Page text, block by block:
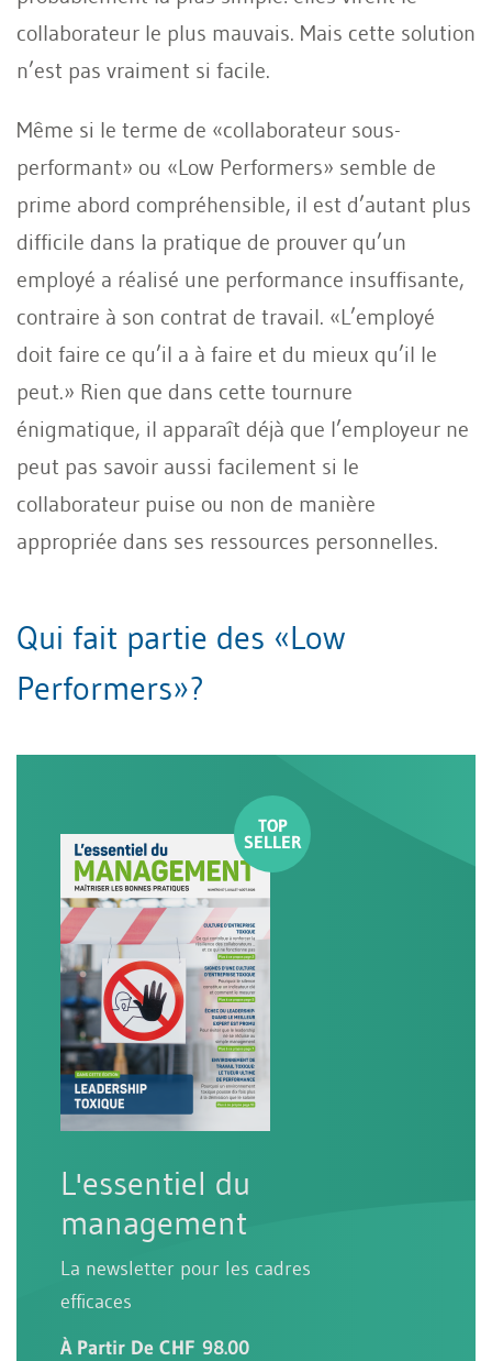
collaborateur le plus mauvais. Mais cette solution
n’est pas vraiment si facile.
Même si le terme de «collaborateur sous-
performant» ou «Low Performers» semble de
prime abord compréhensible, il est d’autant plus
difficile dans la pratique de prouver qu’un
employé a réalisé une performance insuffisante,
contraire à son contrat de travail. «L’employé
doit faire ce qu’il a à faire et du mieux qu’il le
peut.» Rien que dans cette tournure
énigmatique, il apparaît déjà que l’employeur ne
peut pas savoir aussi facilement si le
collaborateur puise ou non de manière
appropriée dans ses ressources personnelles.
Qui fait partie des «Low
Performers»?
L'essentiel du
management
La newsletter pour les cadres
efficaces
À Partir De CHF 98.00